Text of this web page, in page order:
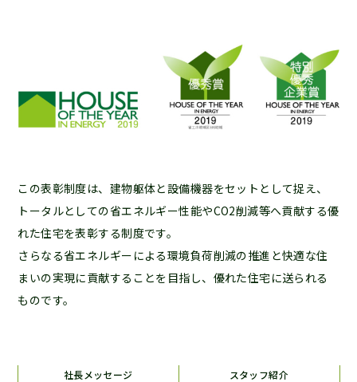
この表彰制度は、建物躯体と設備機器をセットとして捉え、
トータルとしての省エネルギー性能やCO2削減等へ貢献する優
れた住宅を表彰する制度です。
さらなる省エネルギーによる環境負荷削減の推進と快適な住
まいの実現に貢献することを目指し、優れた住宅に送られる
ものです。
社長メッセージ スタッフ紹介